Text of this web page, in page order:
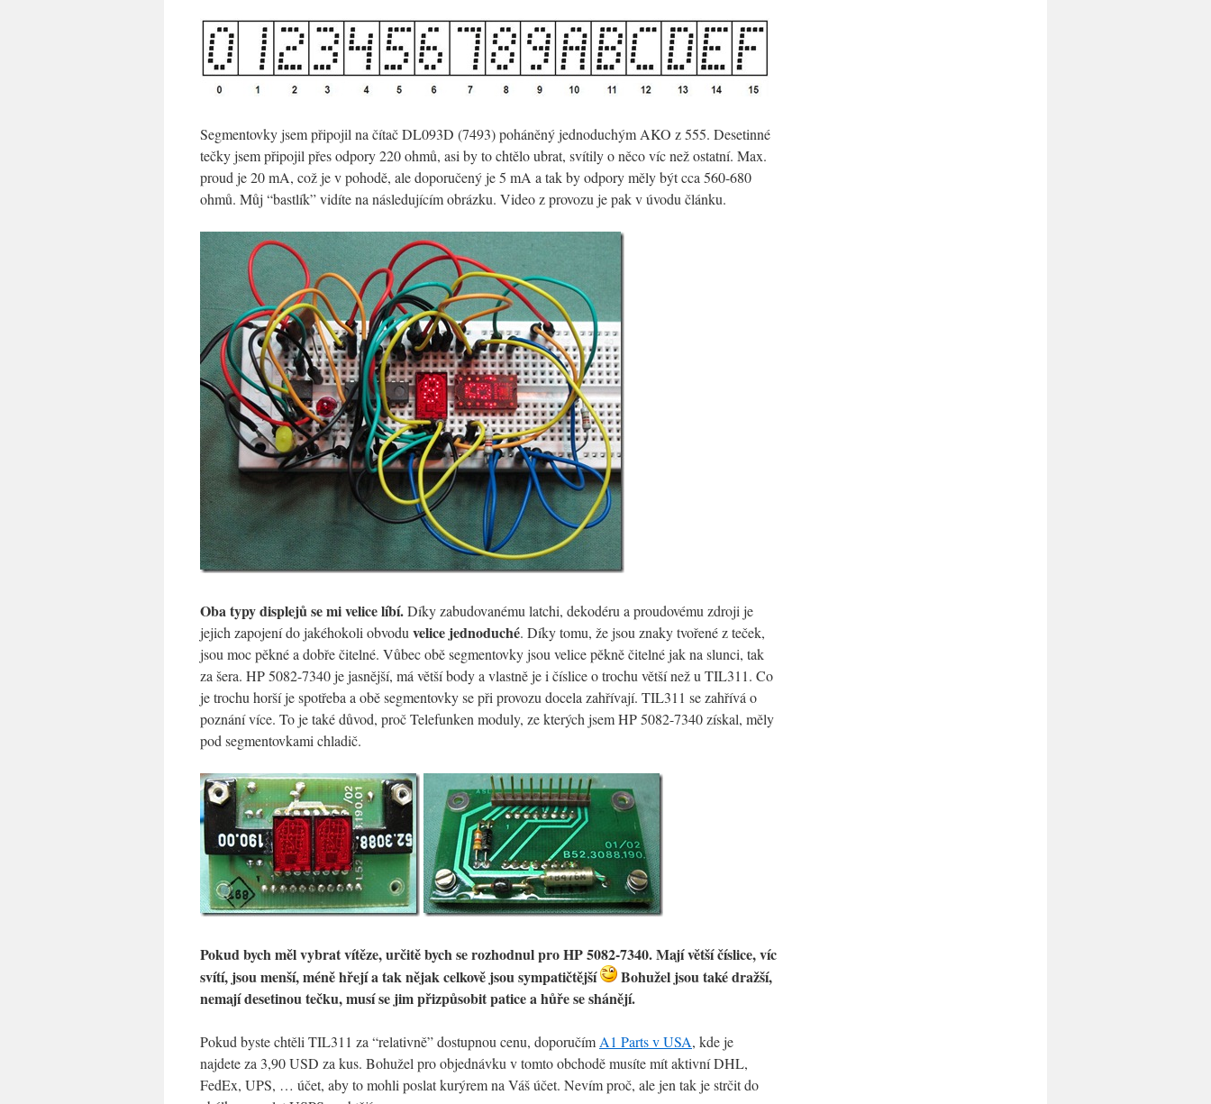
Segmentovky jsem připojil na čítač DL093D (7493) poháněný jednoduchým AKO z 555. Desetinné
tečky jsem připojil přes odpory 220 ohmů, asi by to chtělo ubrat, svítily o něco víc než ostatní. Max.
proud je 20 mA, což je v pohodě, ale doporučený je 5 mA a tak by odpory měly být cca 560-680
ohmů. Můj “bastlík” vidíte na následujícím obrázku. Video z provozu je pak v úvodu článku.
Oba typy displejů se mi velice líbí.Díky zabudovanému latchi, dekodéru a proudovému zdroji je
jejich zapojení do jakéhokoli obvodu velice jednoduché. Díky tomu, že jsou znaky tvořené z teček,
jsou moc pěkné a dobře čitelné. Vůbec obě segmentovky jsou velice pěkně čitelné jak na slunci, tak
za šera. HP 5082-7340 je jasnější, má větší body a vlastně je i číslice o trochu větší než u TIL311. Co
je trochu horší je spotřeba a obě segmentovky se při provozu docela zahřívají. TIL311 se zahřívá o
poznání více. To je také důvod, proč Telefunken moduly, ze kterých jsem HP 5082-7340 získal, měly
pod segmentovkami chladič.
Pokud bych měl vybrat vítěze, určitě bych se rozhodnul pro HP 5082-7340. Mají větší číslice, víc
svítí, jsou menší, méně hřejí a tak nějak celkově jsou sympatičtější
Bohužel jsou také dražší,
nemají desetinou tečku, musí se jim přizpůsobit patice a hůře se shánějí.
Pokud byste chtěli TIL311 za “relativně” dostupnou cenu, doporučím A1 Parts v USA, kde je
najdete za 3,90 USD za kus. Bohužel pro objednávku v tomto obchodě musíte mít aktivní DHL,
FedEx, UPS, … účet, aby to mohli poslat kurýrem na Váš účet. Nevím proč, ale jen tak je strčit do